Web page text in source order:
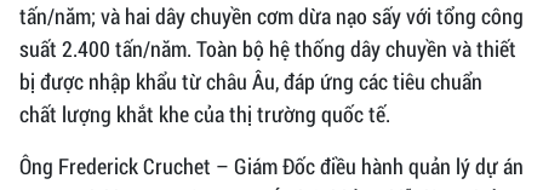
tấn/năm; và hai dây chuyền cơm dừa nạo sấy với tổng công
suất 2.400 tấn/năm. Toàn bộ hệ thống dây chuyền và thiết
bị được nhập khẩu từ châu Âu, đáp ứng các tiêu chuẩn
chất lượng khắt khe của thị trường quốc tế.
Ông Frederick Cruchet – Giám Đốc điều hành quản lý dự án